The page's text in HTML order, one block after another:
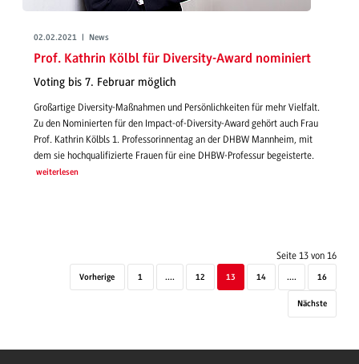
02.02.2021 | News
Prof. Kathrin Kölbl für Diversity-Award nominiert
Voting bis 7. Februar möglich
Großartige Diversity-Maßnahmen und Persönlichkeiten für mehr Vielfalt.
Zu den Nominierten für den Impact-of-Diversity-Award gehört auch Frau
Prof. Kathrin Kölbls 1. Professorinnentag an der DHBW Mannheim, mit
dem sie hochqualifizierte Frauen für eine DHBW-Professur begeisterte.
weiterlesen
Seite 13 von 16
Vorherige 1 .... 12 13 14 .... 16
Nächste